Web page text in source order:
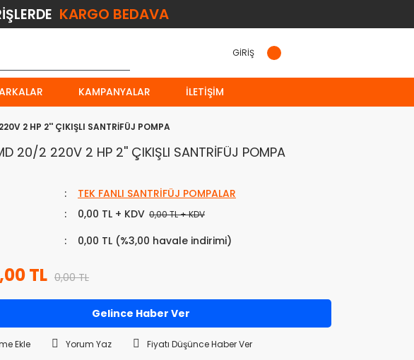
KARGO BEDAVA
GİRİŞ
KAMPANYALAR İLETIŞIM
2 HP 2'' ÇIKIŞLI SANTRİFÜJ POMPA
20/2 220V 2 HP 2'' ÇIKIŞLI SANTRİFÜJ POMPA
TEK FANLI SANTRİFÜJ POMPALAR
0,00 TL + KDV 0,00 TL + KDV
0,00 TL (%3,00 havale indirimi)
TL 0,00 TL
Gelince Haber Ver
Yorum Yaz Fiyatı Düşünce Haber Ver